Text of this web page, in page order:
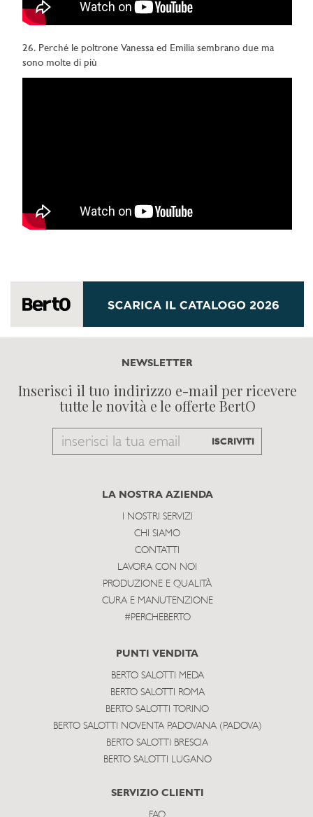
26. Perché le poltrone Vanessa ed Emilia sembrano due ma
sono molte di più
NEWSLETTER
Inserisci il tuo indirizzo e-mail per ricevere
tutte le novità e le offerte BertO
Email
subscribe
ISCRIVITI
LA NOSTRA AZIENDA
I NOSTRI SERVIZI
CHI SIAMO
CONTATTI
LAVORA CON NOI
PRODUZIONE E QUALITÀ
CURA E MANUTENZIONE
#PERCHEBERTO
PUNTI VENDITA
BERTO SALOTTI MEDA
BERTO SALOTTI ROMA
BERTO SALOTTI TORINO
BERTO SALOTTI NOVENTA PADOVANA (PADOVA)
BERTO SALOTTI BRESCIA
BERTO SALOTTI LUGANO
SERVIZIO CLIENTI